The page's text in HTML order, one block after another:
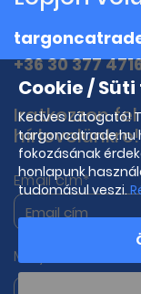
+36 30 377
Iratkozzon fel
hírlevelünkre!
Email cím*
Melyik
Cookie /
Kedves Látogató!
targoncatrade.hu
fokozásának
honlapunk
tudomásul veszi.